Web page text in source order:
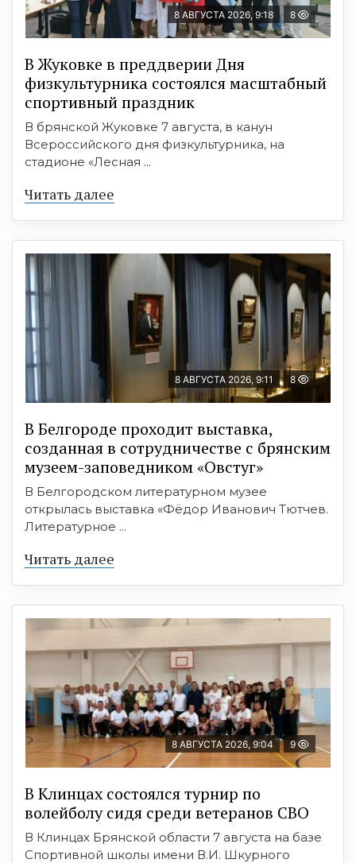
8 АВГУСТА 2026, 9:18 8
В Жуковке в преддверии Дня
физкультурника состоялся масштабный
спортивный праздник
В брянской Жуковке 7 августа, в канун
Всероссийского дня физкультурника, на
стадионе «Лесная ...
Читать далее
8 АВГУСТА 2026, 9:11 8
В Белгороде проходит выставка,
созданная в сотрудничестве с брянским
музеем-заповедником «Овстуг»
В Белгородском литературном музее
открылась выставка «Фёдор Иванович Тютчев.
Литературное ...
Читать далее
8 АВГУСТА 2026, 9:04 9
В Клинцах состоялся турнир по
волейболу сидя среди ветеранов СВО
В Клинцах Брянской области 7 августа на базе
Спортивной школы имени В.И. Шкурного